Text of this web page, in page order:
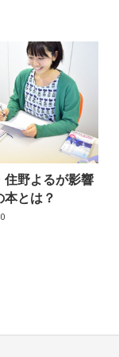
野よるが影響
とは？